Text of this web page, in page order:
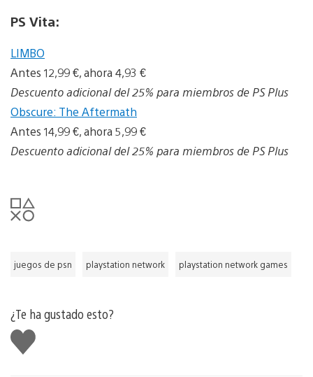
PS Vita:
LIMBO
Antes 12,99 €, ahora 4,93 €
Descuento adicional del 25% para miembros de PS Plus
Obscure: The Aftermath
Antes 14,99 €, ahora 5,99 €
Descuento adicional del 25% para miembros de PS Plus
juegos de psn playstation network playstation network games
¿Te ha gustado esto?
Me
gusta